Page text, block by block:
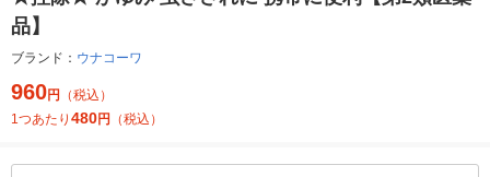
品】
ブランド： ウナコーワ
960円
（税込）
1つあたり 480円 （税込）